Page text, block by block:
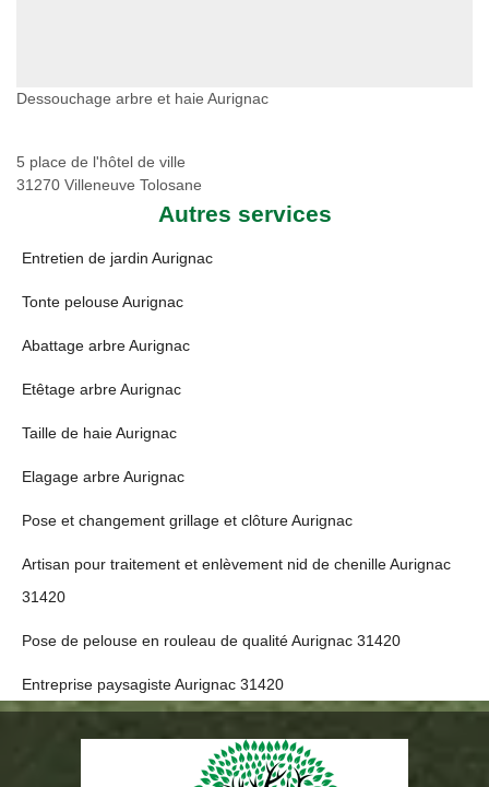
Dessouchage arbre et haie Aurignac
5 place de l'hôtel de ville
31270 Villeneuve Tolosane
Autres services
Entretien de jardin Aurignac
Tonte pelouse Aurignac
Abattage arbre Aurignac
Etêtage arbre Aurignac
Taille de haie Aurignac
Elagage arbre Aurignac
Pose et changement grillage et clôture Aurignac
Artisan pour traitement et enlèvement nid de chenille Aurignac
31420
Pose de pelouse en rouleau de qualité Aurignac 31420
Entreprise paysagiste Aurignac 31420